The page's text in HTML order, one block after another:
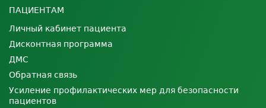
ПАЦИЕНТАМ
Личный кабинет пациента
Дисконтная программа
ДМС
Обратная связь
Усиление профилактических мер для безопасности
пациентов